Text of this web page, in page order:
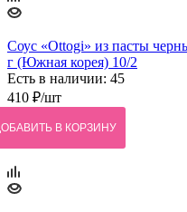
Соус «Ottogi» из пасты
г (Южная корея) 10/2
Есть в наличии: 45
410 ₽/шт
В КОРЗИНУ